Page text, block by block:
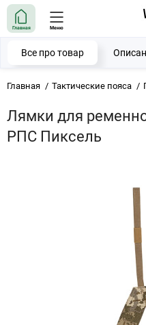
Главная Меню
Главная Тактические пояса
Лямки для
РПС Пиксель
Все про товар